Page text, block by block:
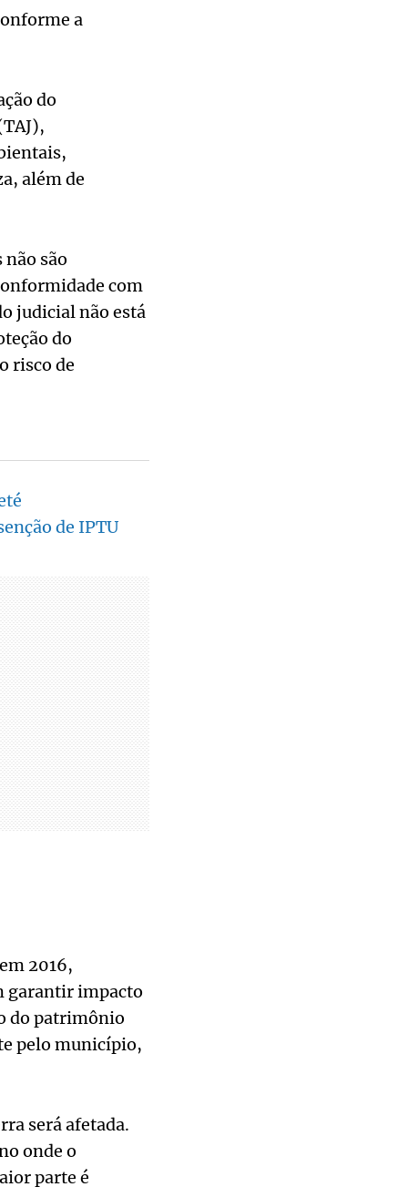
a
do
além de
são
com
judicial não está
do
risco de
de IPTU
2016,
garantir impacto
do patrimônio
pelo município,
será afetada.
onde o
parte é